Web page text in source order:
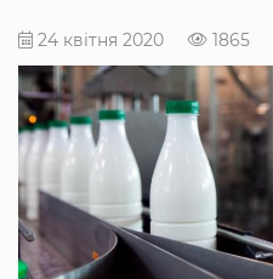
24 квітня 2020 1865